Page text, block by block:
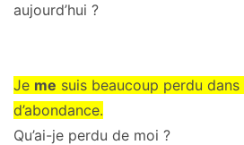
aujourd’hui ?
Je me suis beaucoup perdu dans
d’abondance.
Qu’ai-je perdu de moi ?